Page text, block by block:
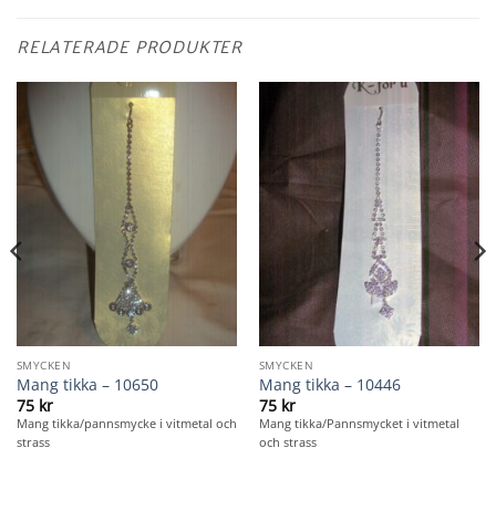
RELATERADE PRODUKTER
SMYCKEN
Mang tikka – 10650
75 kr
Mang tikka/pannsmycke i vitmetal och
strass
SMYCKEN
Mang tikka – 10446
75 kr
Mang tikka/Pannsmycket i vitmetal
och strass